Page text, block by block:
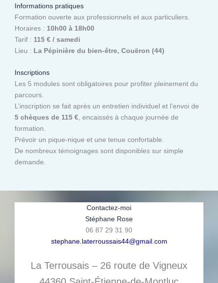
Informations pratiques
Formation ouverte aux professionnels et aux particuliers.
Horaires : 10h00 à 18h00
Tarif : 115 € / samedi
Lieu : La Pépinière du bien-être, Couëron (44)
Inscriptions
Les 5 modules sont obligatoires pour profiter pleinement du
parcours.
L’inscription se fait après un entretien individuel et l’envoi de
5 chèques de 115 €, encaissés à chaque journée de
formation.
Prévoir un pique-nique et une tenue confortable.
De nombreux témoignages sont disponibles sur simple
demande.
Contactez-moi
Stéphane Rose
06 87 29 31 90
stephane.laterroussais44@gmail.com
La Terrousais – 26 route de Vigneux